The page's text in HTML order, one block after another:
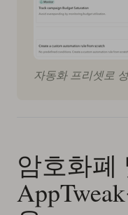
자동화 프리셋로
암호화폐